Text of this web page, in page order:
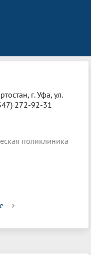
г. Уфа, ул.
272-92-31
поликлиника